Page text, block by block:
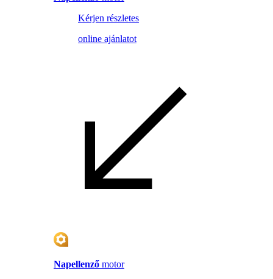
Kérjen részletes
online ajánlatot
Napellenző motor